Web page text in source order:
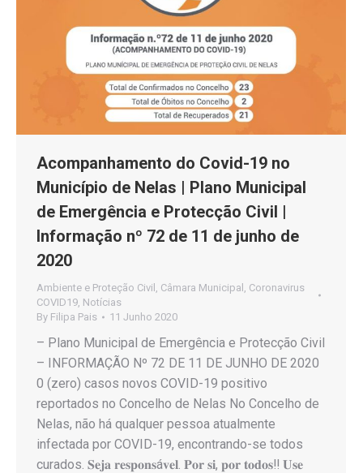
Acompanhamento do Covid-19 no
Município de Nelas | Plano Municipal
de Emergência e Protecção Civil |
Informação nº 72 de 11 de junho de
2020
Ambiente e Proteção Civil Câmara Municipal Coronavirus
COVID19 Notícias
By Filipa Pais 11 Junho 2020
– Plano Municipal de Emergência e Protecção Civil
– INFORMAÇÃO Nº 72 DE 11 DE JUNHO DE 2020
0 (zero) casos novos COVID-19 positivo
reportados no Concelho de Nelas No Concelho de
Nelas, não há qualquer pessoa atualmente
infectada por COVID-19, encontrando-se todos
curados. 𝐒𝐞𝐣𝐚 𝐫𝐞𝐬𝐩𝐨𝐧𝐬á𝐯𝐞𝐥. 𝐏𝐨𝐫 𝐬𝐢, 𝐩𝐨𝐫 𝐭𝐨𝐝𝐨𝐬‼️ 𝐔𝐬𝐞